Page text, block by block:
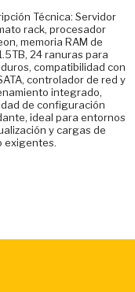
Técnica: Servidor
rack, procesador
memoria RAM de
24 ranuras para
compatibilidad con
controlador de red y
integrado,
de configuración
ideal para entornos
y cargas de
exigentes.